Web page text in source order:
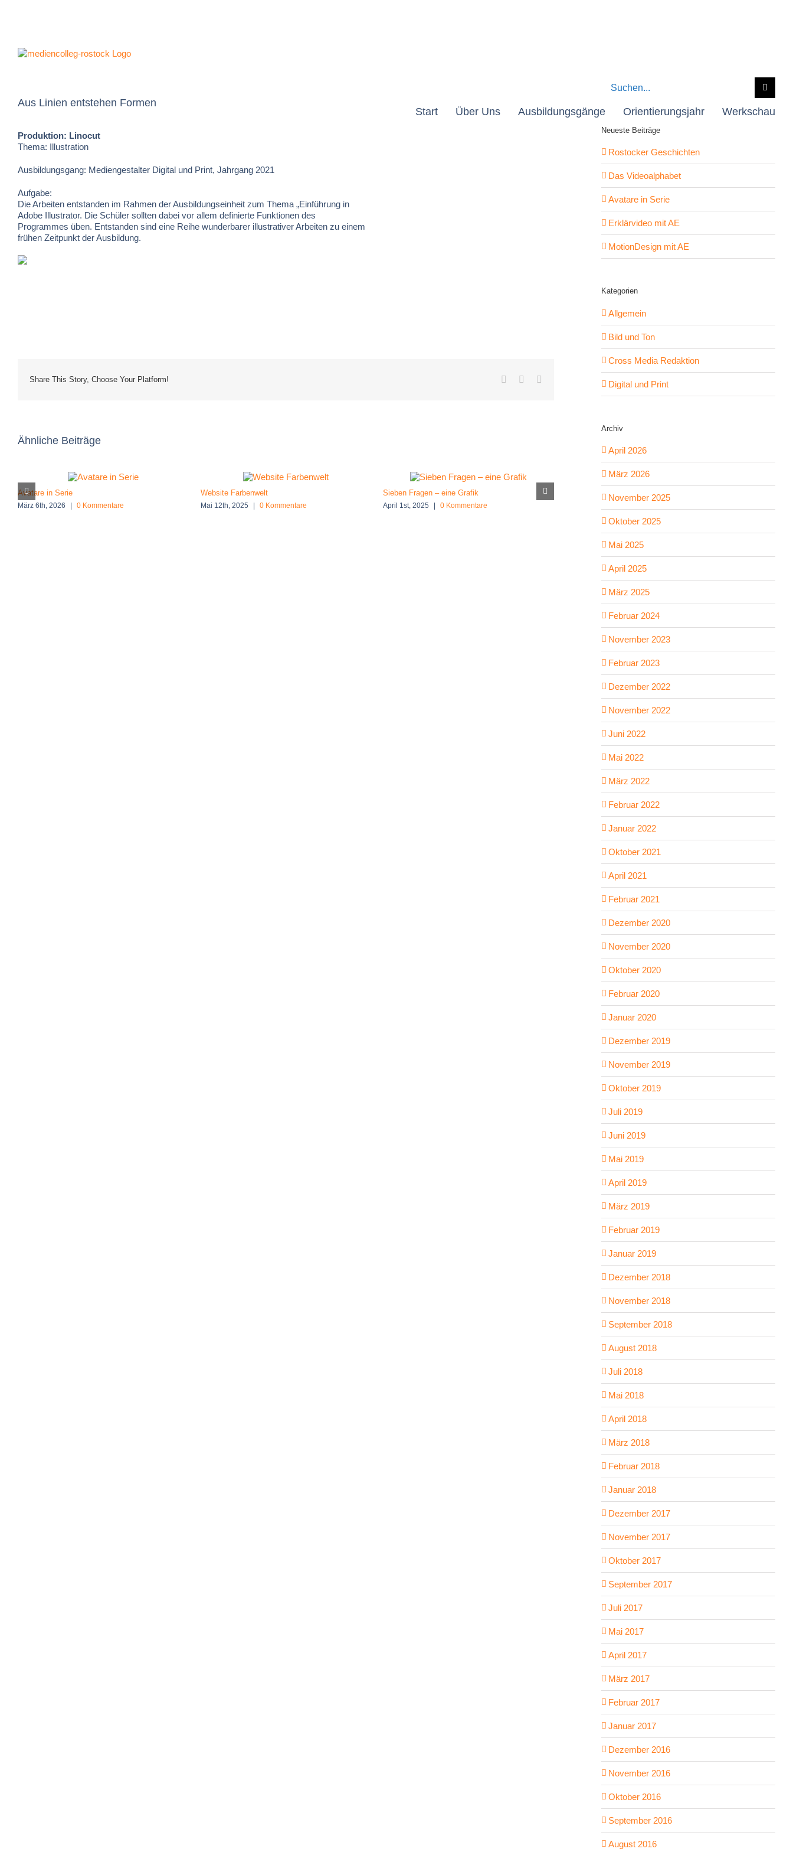
Start Über Uns Ausbildungsgänge Orientierungsjahr Werkschau
Aus Linien entstehen Formen
Produktion: Linocut
Thema: Illustration
Ausbildungsgang: Mediengestalter Digital und Print, Jahrgang 2021
Aufgabe:
Die Arbeiten entstanden im Rahmen der Ausbildungseinheit zum Thema „Einführung in
Adobe Illustrator. Die Schüler sollten dabei vor allem definierte Funktionen des
Programmes üben. Entstanden sind eine Reihe wunderbarer illustrativer Arbeiten zu einem
frühen Zeitpunkt der Ausbildung.
Share This Story, Choose Your Platform! Facebook
Ähnliche Beiträge
Avatare in Serie
März 6th, 2026 | 0 Kommentare
Website Farbenwelt
Mai 12th, 2025 | 0 Kommentare
Sieben Fragen – eine Grafik
April 1st, 2025 | 0 Kommentare
Semsterarbeit 2024
Suche
nach:
Neueste Beiträge
Rostocker Geschichten
Das Videoalphabet
Avatare in Serie
Erklärvideo mit AE
MotionDesign mit AE
Kategorien
Allgemein
Bild und Ton
Cross Media Redaktion
Digital und Print
Archiv
April 2026
März 2026
November 2025
Oktober 2025
Mai 2025
April 2025
März 2025
Februar 2024
November 2023
Februar 2023
Dezember 2022
November 2022
Juni 2022
Mai 2022
März 2022
Februar 2022
Januar 2022
Oktober 2021
April 2021
Februar 2021
Dezember 2020
November 2020
Oktober 2020
Februar 2020
Januar 2020
Dezember 2019
November 2019
Oktober 2019
Juli 2019
Juni 2019
Mai 2019
April 2019
März 2019
Februar 2019
Januar 2019
Dezember 2018
November 2018
September 2018
August 2018
Juli 2018
Mai 2018
April 2018
März 2018
Februar 2018
Januar 2018
Dezember 2017
November 2017
Oktober 2017
September 2017
Juli 2017
Mai 2017
April 2017
März 2017
Februar 2017
Januar 2017
Dezember 2016
November 2016
Oktober 2016
September 2016
August 2016